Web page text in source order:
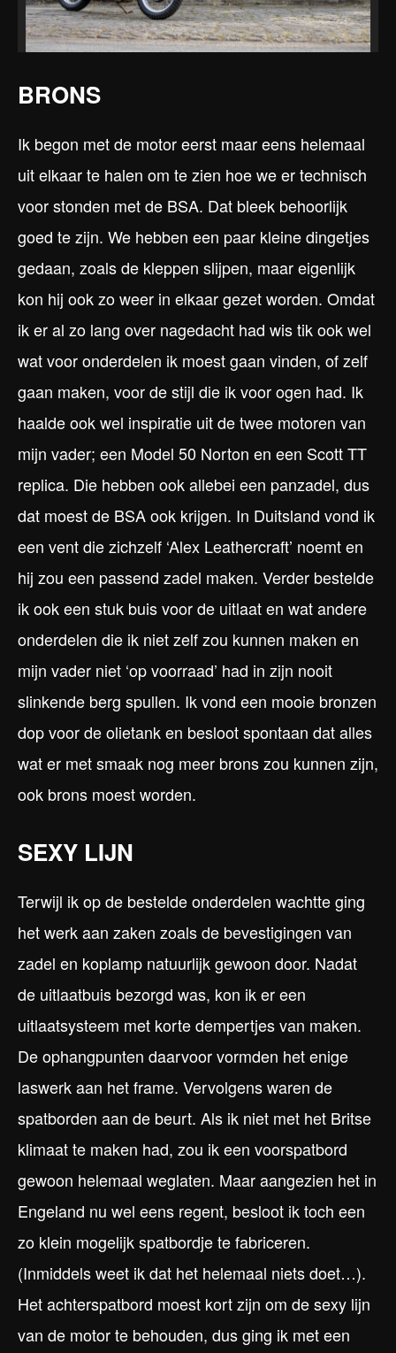
BRONS
Ik begon met de motor eerst maar eens helemaal
uit elkaar te halen om te zien hoe we er technisch
voor stonden met de BSA. Dat bleek behoorlijk
goed te zijn. We hebben een paar kleine dingetjes
gedaan, zoals de kleppen slijpen, maar eigenlijk
kon hij ook zo weer in elkaar gezet worden. Omdat
ik er al zo lang over nagedacht had wis tik ook wel
wat voor onderdelen ik moest gaan vinden, of zelf
gaan maken, voor de stijl die ik voor ogen had. Ik
haalde ook wel inspiratie uit de twee motoren van
mijn vader; een Model 50 Norton en een Scott TT
replica. Die hebben ook allebei een panzadel, dus
dat moest de BSA ook krijgen. In Duitsland vond ik
een vent die zichzelf ‘Alex Leathercraft’ noemt en
hij zou een passend zadel maken. Verder bestelde
ik ook een stuk buis voor de uitlaat en wat andere
onderdelen die ik niet zelf zou kunnen maken en
mijn vader niet ‘op voorraad’ had in zijn nooit
slinkende berg spullen. Ik vond een mooie bronzen
dop voor de olietank en besloot spontaan dat alles
wat er met smaak nog meer brons zou kunnen zijn,
ook brons moest worden.
SEXY LIJN
Terwijl ik op de bestelde onderdelen wachtte ging
het werk aan zaken zoals de bevestigingen van
zadel en koplamp natuurlijk gewoon door. Nadat
de uitlaatbuis bezorgd was, kon ik er een
uitlaatsysteem met korte dempertjes van maken.
De ophangpunten daarvoor vormden het enige
laswerk aan het frame. Vervolgens waren de
spatborden aan de beurt. Als ik niet met het Britse
klimaat te maken had, zou ik een voorspatbord
gewoon helemaal weglaten. Maar aangezien het in
Engeland nu wel eens regent, besloot ik toch een
zo klein mogelijk spatbordje te fabriceren.
(Inmiddels weet ik dat het helemaal niets doet…).
Het achterspatbord moest kort zijn om de sexy lijn
van de motor te behouden, dus ging ik met een